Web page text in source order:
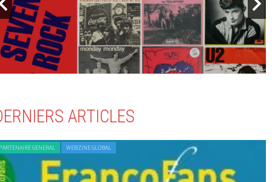
ARTICLES
GENERAL WEBZINE GLOBAL